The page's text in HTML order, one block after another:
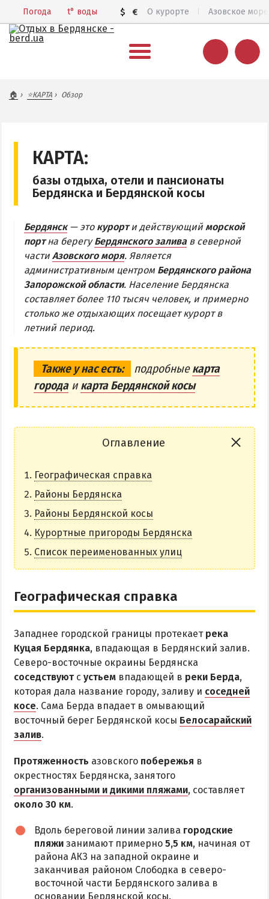
Погода t° воды $ € О курорте Азовское море
Цены 2026
Веб-камеры
КАРТА БЕРДЯНСКА
Городская часть
Бердянская коса
БЕРДЯНСКАЯ КОСА
Ближняя коса
Средняя коса
Дальняя коса
КОЛОНИЯ
КУРОРТ
ЛИСКИ
МАКОРТЫ
НАГОРНАЯ ЧАСТЬ
ПЕСКИ
ЦЕНТР
АЗОВСКОЕ (ЛУНАЧАРСКОЕ)
НОВОПЕТРОВКА
ЛЕЧЕНИЕ И БАЛЬНЕОТЕРАПИЯ
Грязи, лиманы и соленые озера
Санатории
ПИТАНИЕ
РАЗВЛЕЧЕНИЯ
Аквапарк
Дельфинарий
Зоопарк
Виндсерфинг
🏠 ⭐КАРТА Обзор
КАРТА:
базы отдыха, отели и пансионаты
Бердянска и Бердянской косы
Бердянск— это курорти действующий морской
портна берегуБердянского залива в северной
части Азовского моря. Является
административным центром Бердянского района
Запорожской области. Население Бердянска
составляет более 110 тысяч человек, и примерно
столько же отдыхающих посещает курорт в
летний период.
Также у нас есть: подробныекарта
городаикарта Бердянской косы
Оглавление
Географическая справка
Районы Бердянска
Районы Бердянской косы
Курортные пригороды Бердянска
Список переименованных улиц
Географическая справка
Западнее городской границы протекает река
Куцая Бердянка, впадающая в Бердянский залив.
Северо-восточные окраины Бердянска
соседствуют с устьем впадающей в реки Берда,
которая дала название городу, заливу и соседней
косе. Сама Берда впадает в омывающий
восточный берег Бердянской косы Белосарайский
залив.
Протяженность азовского побережья в
окрестностях Бердянска, занятого
организованными и дикими пляжами, составляет
около 30 км.
Вдоль береговой линии залива городские
пляжи занимают примерно 5,5 км, начиная от
района АКЗ на западной окраине и
заканчивая районом Слободка в северо-
восточной части Бердянского залива в
основании Бердянской косы.